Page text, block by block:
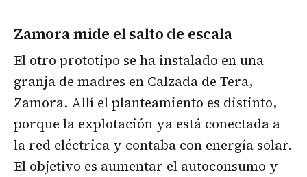
Zamora mide el salto de escala
El otro prototipo se ha instalado en una
granja de madres en Calzada de Tera,
Zamora. Allí el planteamiento es distinto,
porque la explotación ya está conectada a
la red eléctrica y contaba con energía solar.
El objetivo es aumentar el autoconsumo y